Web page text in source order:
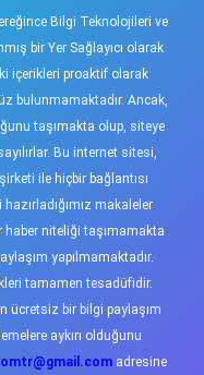
Bilgi Teknolojileri ve
bir Yer Sağlayıcı olarak
içerikleri proaktif olarak
bulunmamaktadır. Ancak,
taşımakta olup, siteye
Bu internet sitesi,
ile hiçbir bağlantısı
makaleler
haber niteliği taşımamakta
yapılmamaktadır.
tamamen tesadüfidir.
ücretsiz bir bilgi paylaşım
aykırı olduğunu
adresine